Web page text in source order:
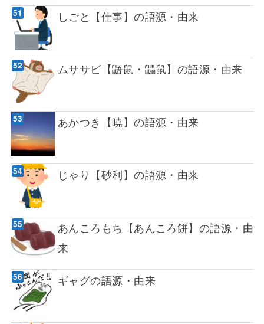
しごと【仕事】の語源・由来
ムササビ【鼯鼠・鼺鼠】の語源・由来
あかつき【暁】の語源・由来
じゃり【砂利】の語源・由来
あんころもち【あんころ餅】の語源・由
来
ギャグの語源・由来